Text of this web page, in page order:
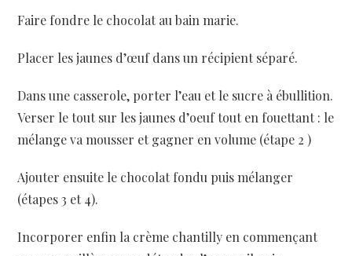
Faire fondre le chocolat au bain marie.
Placer les jaunes d’œuf dans un récipient séparé.
Dans une casserole, porter l’eau et le sucre à ébullition.
Verser le tout sur les jaunes d’oeuf tout en fouettant : le
mélange va mousser et gagner en volume (étape 2 )
Ajouter ensuite le chocolat fondu puis mélanger
(étapes 3 et 4).
Incorporer enfin la crème chantilly en commençant